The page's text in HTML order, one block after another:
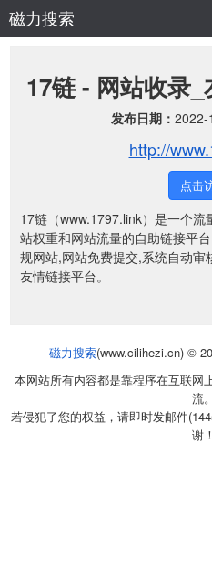
磁力搜索
17链 - 网站收录
发布日期： 2022-
http://
点击
17链（www.1797.link）是一个
站权重和网站流量的自助链接平
规网站,网站免费提交,系统自动
友情链接平台。
磁力搜索(www.cilihezi.cn) ©
本网站所有内容都是靠程序在互联网
流。
若侵犯了您的权益，请即时发邮件
谢！